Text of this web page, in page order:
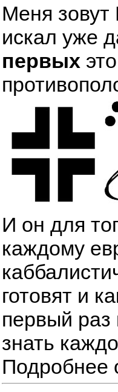
Меня зовут
искал
первых
И он для
каждому
готовят и
первый раз
знать
Подробнее